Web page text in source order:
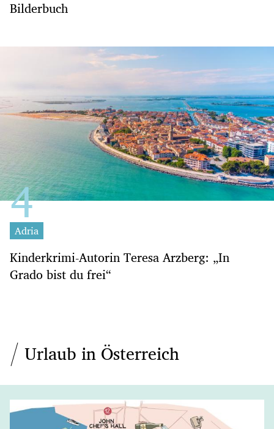
Bilderbuch
Adria
Kinderkrimi-Autorin Teresa Arzberg: „In
Grado bist du frei“
Urlaub in Österreich